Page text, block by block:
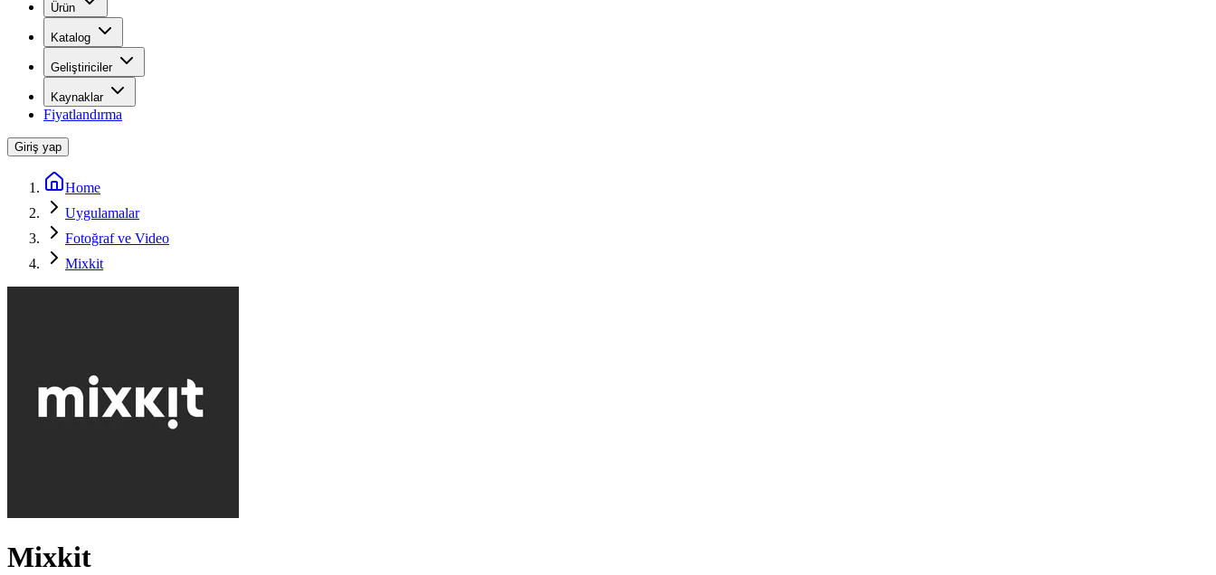
Ürün
Katalog
Geliştiriciler
Kaynaklar
Fiyatlandırma
Giriş yap
Home
Uygulamalar
Fotoğraf ve Video
Mixkit
Mixkit